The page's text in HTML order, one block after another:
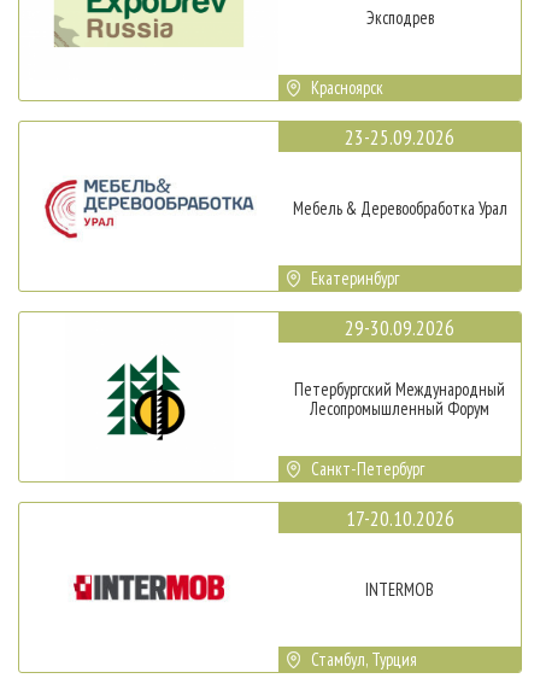
Эксподрев
Красноярск
23-25.09.2026
Мебель & Деревообработка Урал
Екатеринбург
29-30.09.2026
Петербургский Международный
Лесопромышленный Форум
Санкт-Петербург
17-20.10.2026
INTERMOB
Стамбул, Турция